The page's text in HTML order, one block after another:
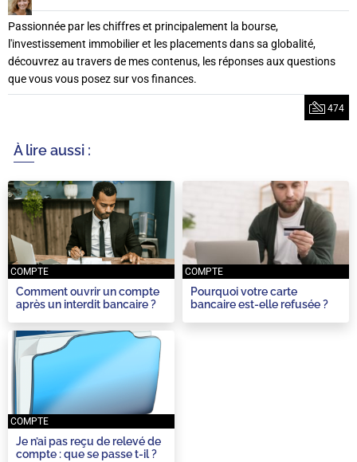
Passionnée par les chiffres et principalement la bourse,
l'investissement immobilier et les placements dans sa globalité,
découvrez au travers de mes contenus, les réponses aux questions
que vous vous posez sur vos finances.
474
À lire aussi :
Comment ouvrir un compte
après un interdit bancaire ?
COMPTE
Pourquoi votre carte
bancaire est-elle refusée ?
COMPTE
Je n’ai pas reçu de relevé de
compte : que se passe t-il ?
COMPTE